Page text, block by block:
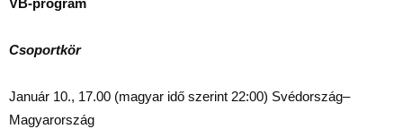
Csoportkör
Január 10., 17.00 (magyar idő szerint 22:00) Svédország–
Magyarország